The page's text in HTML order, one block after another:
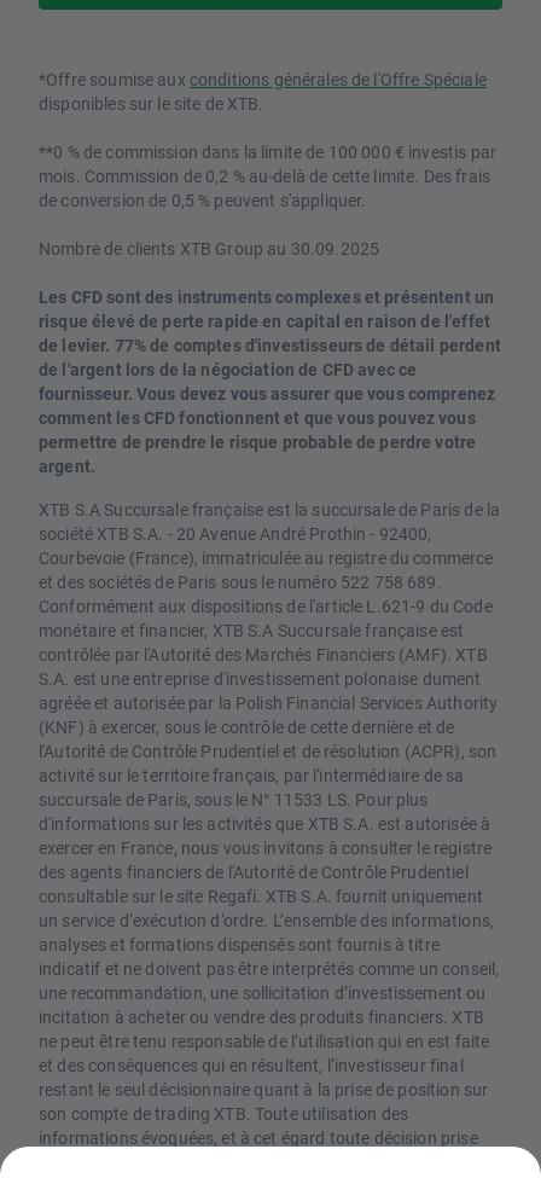
*Offre soumise aux conditions générales de l'Offre Spéciale
disponibles sur le site de XTB.
**0 % de commission dans la limite de 100 000 € investis par
mois. Commission de 0,2 % au-delà de cette limite. Des frais
de conversion de 0,5 % peuvent s'appliquer.
Nombre de clients XTB Group au 30.09.2025
Les CFD sont des instruments complexes et présentent un
risque élevé de perte rapide en capital en raison de l'effet
de levier. 77% de comptes d'investisseurs de détail perdent
de l'argent lors de la négociation de CFD avec ce
fournisseur. Vous devez vous assurer que vous comprenez
comment les CFD fonctionnent et que vous pouvez vous
permettre de prendre le risque probable de perdre votre
argent.
XTB S.A Succursale française est la succursale de Paris de la
société XTB S.A. - 20 Avenue André Prothin - 92400,
Courbevoie (France), immatriculée au registre du commerce
et des sociétés de Paris sous le numéro 522 758 689.
Conformément aux dispositions de l'article L.621-9 du Code
monétaire et financier, XTB S.A Succursale française est
contrôlée par l'Autorité des Marchés Financiers (AMF). XTB
S.A. est une entreprise d'investissement polonaise dument
agréée et autorisée par la Polish Financial Services Authority
(KNF) à exercer, sous le contrôle de cette dernière et de
l'Autorité de Contrôle Prudentiel et de résolution (ACPR), son
activité sur le territoire français, par l'intermédiaire de sa
succursale de Paris, sous le N° 11533 LS. Pour plus
d'informations sur les activités que XTB S.A. est autorisée à
exercer en France, nous vous invitons à consulter le registre
des agents financiers de l'Autorité de Contrôle Prudentiel
consultable sur le site Regafi. XTB S.A. fournit uniquement
un service d’exécution d’ordre. L’ensemble des informations,
analyses et formations dispensés sont fournis à titre
indicatif et ne doivent pas être interprétés comme un conseil,
une recommandation, une sollicitation d’investissement ou
incitation à acheter ou vendre des produits financiers. XTB
ne peut être tenu responsable de l’utilisation qui en est faite
et des conséquences qui en résultent, l’investisseur final
restant le seul décisionnaire quant à la prise de position sur
son compte de trading XTB. Toute utilisation des
informations évoquées, et à cet égard toute décision prise